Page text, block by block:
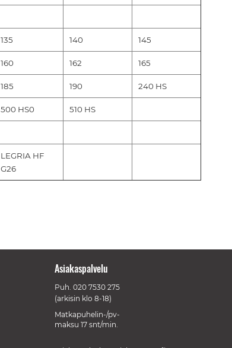
135 140 145
160 162 165
185 190 240 HS
500 HS0 510 HS
LEGRIA HF
G26
Asiakaspalvelu
Puh. 020 7530 275
(arkisin klo 8-18)
Matkapuhelin-/pv-
maksu 17 snt/min.